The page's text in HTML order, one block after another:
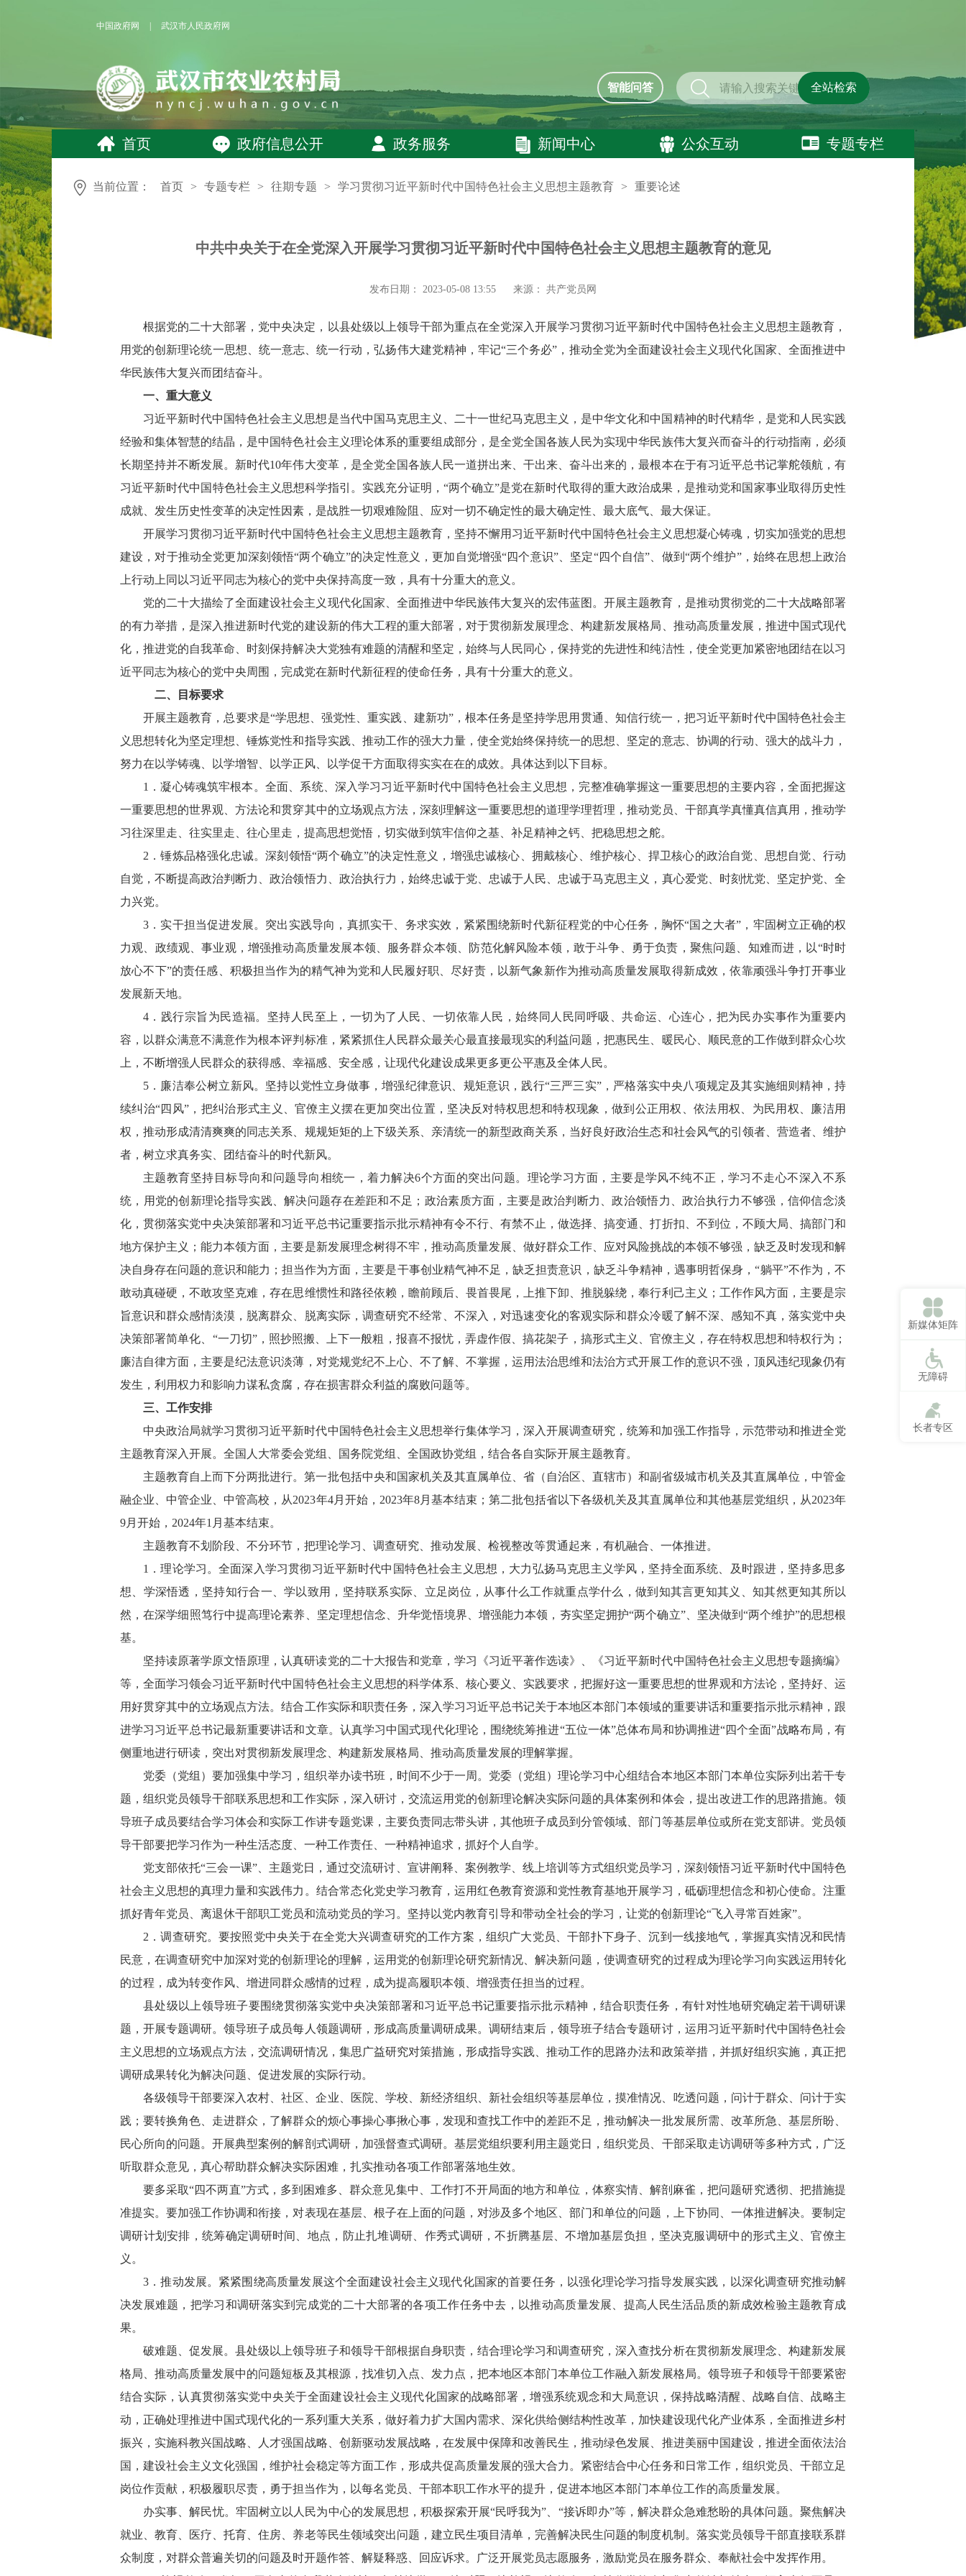
中国政府网 武汉市人民政府网
智能问答 全站检索
首页 政府信息公开 政务服务 新闻中心 公众互动 专题专栏
当前位置： 首页 > 专题专栏 > 往期专题 > 学习贯彻习近平新时代中国特色社会主义思想主题教育 > 重要论述
中共中央关于在全党深入开展学习贯彻习近平新时代中国特色社会主义思想主题教育的意见
发布日期： 2023-05-08 13:55 来源： 共产党员网
根据党的二十大部署，党中央决定，以县处级以上领导干部为重点在全党深入开展学习贯彻习近平新时代中国特色社会主义思想主题教育，
用党的创新理论统一思想、统一意志、统一行动，弘扬伟大建党精神，牢记“三个务必”，推动全党为全面建设社会主义现代化国家、全面推进中
华民族伟大复兴而团结奋斗。
一、重大意义
习近平新时代中国特色社会主义思想是当代中国马克思主义、二十一世纪马克思主义，是中华文化和中国精神的时代精华，是党和人民实践
经验和集体智慧的结晶，是中国特色社会主义理论体系的重要组成部分，是全党全国各族人民为实现中华民族伟大复兴而奋斗的行动指南，必须
长期坚持并不断发展。新时代10年伟大变革，是全党全国各族人民一道拼出来、干出来、奋斗出来的，最根本在于有习近平总书记掌舵领航，有
习近平新时代中国特色社会主义思想科学指引。实践充分证明，“两个确立”是党在新时代取得的重大政治成果，是推动党和国家事业取得历史性
成就、发生历史性变革的决定性因素，是战胜一切艰难险阻、应对一切不确定性的最大确定性、最大底气、最大保证。
开展学习贯彻习近平新时代中国特色社会主义思想主题教育，坚持不懈用习近平新时代中国特色社会主义思想凝心铸魂，切实加强党的思想
建设，对于推动全党更加深刻领悟“两个确立”的决定性意义，更加自觉增强“四个意识”、坚定“四个自信”、做到“两个维护”，始终在思想上政治
上行动上同以习近平同志为核心的党中央保持高度一致，具有十分重大的意义。
党的二十大描绘了全面建设社会主义现代化国家、全面推进中华民族伟大复兴的宏伟蓝图。开展主题教育，是推动贯彻党的二十大战略部署
的有力举措，是深入推进新时代党的建设新的伟大工程的重大部署，对于贯彻新发展理念、构建新发展格局、推动高质量发展，推进中国式现代
化，推进党的自我革命、时刻保持解决大党独有难题的清醒和坚定，始终与人民同心，保持党的先进性和纯洁性，使全党更加紧密地团结在以习
近平同志为核心的党中央周围，完成党在新时代新征程的使命任务，具有十分重大的意义。
二、目标要求
开展主题教育，总要求是“学思想、强党性、重实践、建新功”，根本任务是坚持学思用贯通、知信行统一，把习近平新时代中国特色社会主
义思想转化为坚定理想、锤炼党性和指导实践、推动工作的强大力量，使全党始终保持统一的思想、坚定的意志、协调的行动、强大的战斗力，
努力在以学铸魂、以学增智、以学正风、以学促干方面取得实实在在的成效。具体达到以下目标。
1．凝心铸魂筑牢根本。全面、系统、深入学习习近平新时代中国特色社会主义思想，完整准确掌握这一重要思想的主要内容，全面把握这
一重要思想的世界观、方法论和贯穿其中的立场观点方法，深刻理解这一重要思想的道理学理哲理，推动党员、干部真学真懂真信真用，推动学
习往深里走、往实里走、往心里走，提高思想觉悟，切实做到筑牢信仰之基、补足精神之钙、把稳思想之舵。
2．锤炼品格强化忠诚。深刻领悟“两个确立”的决定性意义，增强忠诚核心、拥戴核心、维护核心、捍卫核心的政治自觉、思想自觉、行动
自觉，不断提高政治判断力、政治领悟力、政治执行力，始终忠诚于党、忠诚于人民、忠诚于马克思主义，真心爱党、时刻忧党、坚定护党、全
力兴党。
3．实干担当促进发展。突出实践导向，真抓实干、务求实效，紧紧围绕新时代新征程党的中心任务，胸怀“国之大者”，牢固树立正确的权
力观、政绩观、事业观，增强推动高质量发展本领、服务群众本领、防范化解风险本领，敢于斗争、勇于负责，聚焦问题、知难而进，以“时时
放心不下”的责任感、积极担当作为的精气神为党和人民履好职、尽好责，以新气象新作为推动高质量发展取得新成效，依靠顽强斗争打开事业
发展新天地。
4．践行宗旨为民造福。坚持人民至上，一切为了人民、一切依靠人民，始终同人民同呼吸、共命运、心连心，把为民办实事作为重要内
容，以群众满意不满意作为根本评判标准，紧紧抓住人民群众最关心最直接最现实的利益问题，把惠民生、暖民心、顺民意的工作做到群众心坎
上，不断增强人民群众的获得感、幸福感、安全感，让现代化建设成果更多更公平惠及全体人民。
5．廉洁奉公树立新风。坚持以党性立身做事，增强纪律意识、规矩意识，践行“三严三实”，严格落实中央八项规定及其实施细则精神，持
续纠治“四风”，把纠治形式主义、官僚主义摆在更加突出位置，坚决反对特权思想和特权现象，做到公正用权、依法用权、为民用权、廉洁用
权，推动形成清清爽爽的同志关系、规规矩矩的上下级关系、亲清统一的新型政商关系，当好良好政治生态和社会风气的引领者、营造者、维护
者，树立求真务实、团结奋斗的时代新风。
主题教育坚持目标导向和问题导向相统一，着力解决6个方面的突出问题。理论学习方面，主要是学风不纯不正，学习不走心不深入不系
统，用党的创新理论指导实践、解决问题存在差距和不足；政治素质方面，主要是政治判断力、政治领悟力、政治执行力不够强，信仰信念淡
化，贯彻落实党中央决策部署和习近平总书记重要指示批示精神有令不行、有禁不止，做选择、搞变通、打折扣、不到位，不顾大局、搞部门和
地方保护主义；能力本领方面，主要是新发展理念树得不牢，推动高质量发展、做好群众工作、应对风险挑战的本领不够强，缺乏及时发现和解
决自身存在问题的意识和能力；担当作为方面，主要是干事创业精气神不足，缺乏担责意识，缺乏斗争精神，遇事明哲保身，“躺平”不作为，不
敢动真碰硬，不敢攻坚克难，存在思维惯性和路径依赖，瞻前顾后、畏首畏尾，上推下卸、推脱躲绕，奉行利己主义；工作作风方面，主要是宗
旨意识和群众感情淡漠，脱离群众、脱离实际，调查研究不经常、不深入，对迅速变化的客观实际和群众冷暖了解不深、感知不真，落实党中央
决策部署简单化、“一刀切”，照抄照搬、上下一般粗，报喜不报忧，弄虚作假、搞花架子，搞形式主义、官僚主义，存在特权思想和特权行为；
廉洁自律方面，主要是纪法意识淡薄，对党规党纪不上心、不了解、不掌握，运用法治思维和法治方式开展工作的意识不强，顶风违纪现象仍有
发生，利用权力和影响力谋私贪腐，存在损害群众利益的腐败问题等。
三、工作安排
中央政治局就学习贯彻习近平新时代中国特色社会主义思想举行集体学习，深入开展调查研究，统筹和加强工作指导，示范带动和推进全党
主题教育深入开展。全国人大常委会党组、国务院党组、全国政协党组，结合各自实际开展主题教育。
主题教育自上而下分两批进行。第一批包括中央和国家机关及其直属单位、省（自治区、直辖市）和副省级城市机关及其直属单位，中管金
融企业、中管企业、中管高校，从2023年4月开始，2023年8月基本结束；第二批包括省以下各级机关及其直属单位和其他基层党组织，从2023年
9月开始，2024年1月基本结束。
主题教育不划阶段、不分环节，把理论学习、调查研究、推动发展、检视整改等贯通起来，有机融合、一体推进。
1．理论学习。全面深入学习贯彻习近平新时代中国特色社会主义思想，大力弘扬马克思主义学风，坚持全面系统、及时跟进，坚持多思多
想、学深悟透，坚持知行合一、学以致用，坚持联系实际、立足岗位，从事什么工作就重点学什么，做到知其言更知其义、知其然更知其所以
然，在深学细照笃行中提高理论素养、坚定理想信念、升华觉悟境界、增强能力本领，夯实坚定拥护“两个确立”、坚决做到“两个维护”的思想根
基。
坚持读原著学原文悟原理，认真研读党的二十大报告和党章，学习《习近平著作选读》、《习近平新时代中国特色社会主义思想专题摘编》
等，全面学习领会习近平新时代中国特色社会主义思想的科学体系、核心要义、实践要求，把握好这一重要思想的世界观和方法论，坚持好、运
用好贯穿其中的立场观点方法。结合工作实际和职责任务，深入学习习近平总书记关于本地区本部门本领域的重要讲话和重要指示批示精神，跟
进学习习近平总书记最新重要讲话和文章。认真学习中国式现代化理论，围绕统筹推进“五位一体”总体布局和协调推进“四个全面”战略布局，有
侧重地进行研读，突出对贯彻新发展理念、构建新发展格局、推动高质量发展的理解掌握。
党委（党组）要加强集中学习，组织举办读书班，时间不少于一周。党委（党组）理论学习中心组结合本地区本部门本单位实际列出若干专
题，组织党员领导干部联系思想和工作实际，深入研讨，交流运用党的创新理论解决实际问题的具体案例和体会，提出改进工作的思路措施。领
导班子成员要结合学习体会和实际工作讲专题党课，主要负责同志带头讲，其他班子成员到分管领域、部门等基层单位或所在党支部讲。党员领
导干部要把学习作为一种生活态度、一种工作责任、一种精神追求，抓好个人自学。
党支部依托“三会一课”、主题党日，通过交流研讨、宣讲阐释、案例教学、线上培训等方式组织党员学习，深刻领悟习近平新时代中国特色
社会主义思想的真理力量和实践伟力。结合常态化党史学习教育，运用红色教育资源和党性教育基地开展学习，砥砺理想信念和初心使命。注重
抓好青年党员、离退休干部职工党员和流动党员的学习。坚持以党内教育引导和带动全社会的学习，让党的创新理论“飞入寻常百姓家”。
2．调查研究。要按照党中央关于在全党大兴调查研究的工作方案，组织广大党员、干部扑下身子、沉到一线接地气，掌握真实情况和民情
民意，在调查研究中加深对党的创新理论的理解，运用党的创新理论研究新情况、解决新问题，使调查研究的过程成为理论学习向实践运用转化
的过程，成为转变作风、增进同群众感情的过程，成为提高履职本领、增强责任担当的过程。
县处级以上领导班子要围绕贯彻落实党中央决策部署和习近平总书记重要指示批示精神，结合职责任务，有针对性地研究确定若干调研课
题，开展专题调研。领导班子成员每人领题调研，形成高质量调研成果。调研结束后，领导班子结合专题研讨，运用习近平新时代中国特色社会
主义思想的立场观点方法，交流调研情况，集思广益研究对策措施，形成指导实践、推动工作的思路办法和政策举措，并抓好组织实施，真正把
调研成果转化为解决问题、促进发展的实际行动。
各级领导干部要深入农村、社区、企业、医院、学校、新经济组织、新社会组织等基层单位，摸准情况、吃透问题，问计于群众、问计于实
践；要转换角色、走进群众，了解群众的烦心事操心事揪心事，发现和查找工作中的差距不足，推动解决一批发展所需、改革所急、基层所盼、
民心所向的问题。开展典型案例的解剖式调研，加强督查式调研。基层党组织要利用主题党日，组织党员、干部采取走访调研等多种方式，广泛
听取群众意见，真心帮助群众解决实际困难，扎实推动各项工作部署落地生效。
要多采取“四不两直”方式，多到困难多、群众意见集中、工作打不开局面的地方和单位，体察实情、解剖麻雀，把问题研究透彻、把措施提
准提实。要加强工作协调和衔接，对表现在基层、根子在上面的问题，对涉及多个地区、部门和单位的问题，上下协同、一体推进解决。要制定
调研计划安排，统筹确定调研时间、地点，防止扎堆调研、作秀式调研，不折腾基层、不增加基层负担，坚决克服调研中的形式主义、官僚主
义。
3．推动发展。紧紧围绕高质量发展这个全面建设社会主义现代化国家的首要任务，以强化理论学习指导发展实践，以深化调查研究推动解
决发展难题，把学习和调研落实到完成党的二十大部署的各项工作任务中去，以推动高质量发展、提高人民生活品质的新成效检验主题教育成
果。
破难题、促发展。县处级以上领导班子和领导干部根据自身职责，结合理论学习和调查研究，深入查找分析在贯彻新发展理念、构建新发展
格局、推动高质量发展中的问题短板及其根源，找准切入点、发力点，把本地区本部门本单位工作融入新发展格局。领导班子和领导干部要紧密
结合实际，认真贯彻落实党中央关于全面建设社会主义现代化国家的战略部署，增强系统观念和大局意识，保持战略清醒、战略自信、战略主
动，正确处理推进中国式现代化的一系列重大关系，做好着力扩大国内需求、深化供给侧结构性改革，加快建设现代化产业体系，全面推进乡村
振兴，实施科教兴国战略、人才强国战略、创新驱动发展战略，在发展中保障和改善民生，推动绿色发展、推进美丽中国建设，推进全面依法治
国，建设社会主义文化强国，维护社会稳定等方面工作，形成共促高质量发展的强大合力。紧密结合中心任务和日常工作，组织党员、干部立足
岗位作贡献，积极履职尽责，勇于担当作为，以每名党员、干部本职工作水平的提升，促进本地区本部门本单位工作的高质量发展。
办实事、解民忧。牢固树立以人民为中心的发展思想，积极探索开展“民呼我为”、“接诉即办”等，解决群众急难愁盼的具体问题。聚焦解决
就业、教育、医疗、托育、住房、养老等民生领域突出问题，建立民生项目清单，完善解决民生问题的制度机制。落实党员领导干部直接联系群
众制度，对群众普遍关切的问题及时开题作答、解疑释惑、回应诉求。广泛开展党员志愿服务，激励党员在服务群众、奉献社会中发挥作用。
新媒体矩阵
无障碍
长者专区